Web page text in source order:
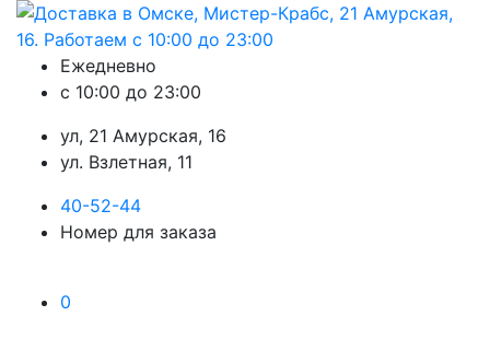
Ежедневно
с 10:00 до 23:00
ул, 21 Амурская, 16
ул. Взлетная, 11
40-52-44
Номер для заказа
0